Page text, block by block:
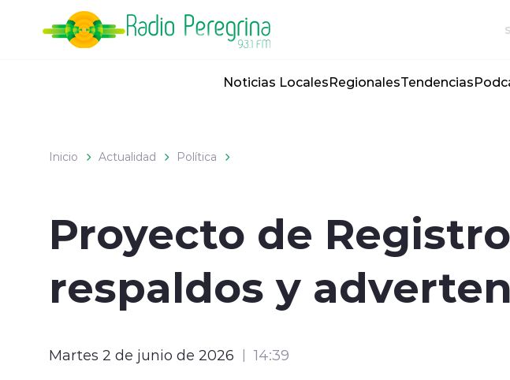
Noticias LocalesRegionalesTendencias
Inicio Actualidad Política
Proyecto de
respaldos y
Martes 2 de junio de 2026 14:39